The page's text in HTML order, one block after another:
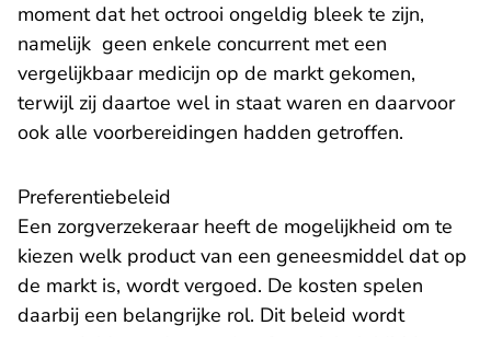
moment dat het octrooi ongeldig bleek te zijn,
namelijk geen enkele concurrent met een
vergelijkbaar medicijn op de markt gekomen,
terwijl zij daartoe wel in staat waren en daarvoor
ook alle voorbereidingen hadden getroffen.
​Preferentiebeleid
Een zorgverzekeraar heeft de mogelijkheid om te
kiezen welk product van een geneesmiddel dat op
de markt is, wordt vergoed. De kosten spelen
daarbij een belangrijke rol. Dit beleid wordt